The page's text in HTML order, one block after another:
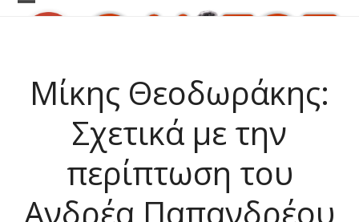
Skip
Open
menu
Close
menu
Μίκης Θεοδωράκης:
Σχετικά με την
περίπτωση του
Ανδρέα Παπανδρέου